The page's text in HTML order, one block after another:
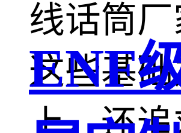
线话筒
这些基
上，还
ENF